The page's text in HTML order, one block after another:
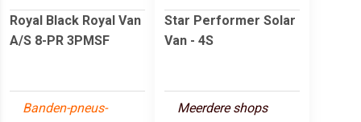
Royal Black Royal Van
A/S 8-PR 3PMSF
Banden-pneus-
Star Performer Solar
Van - 4S
Meerdere shops